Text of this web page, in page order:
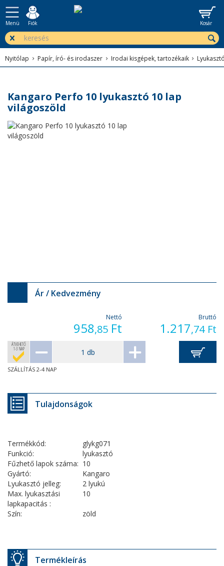
Menü Fiók Kosár
Nyitólap Papír, író- és irodaszer Irodai kisgépek, tartozékaik
Kangaro Perfo 10 lyukasztó 10 lap
világoszöld
Ár / Kedvezmény
Nettó
958,85 Ft
Bruttó
1.217,74 Ft
ÁTVEHETŐ
1-3 NAP
SZÁLLÍTÁS 2-4 NAP
Tulajdonságok
Termékkód:
glykg071
Funkció:
lyukasztó
Fűzhető lapok száma: 10
Gyártó:
Kangaro
Lyukasztó jelleg:
2 lyukú
Max. lyukasztási
lapkapacitás :
10
Szín: zöld
Termékleírás